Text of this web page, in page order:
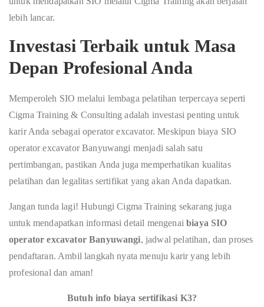
lebih lancar.
Investasi Terbaik untuk Masa
Depan Profesional Anda
Memperoleh SIO melalui lembaga pelatihan terpercaya seperti
Cigma Training & Consulting adalah investasi penting untuk
karir Anda sebagai operator excavator. Meskipun biaya SIO
operator excavator Banyuwangi menjadi salah satu
pertimbangan, pastikan Anda juga memperhatikan kualitas
pelatihan dan legalitas sertifikat yang akan Anda dapatkan.
Jangan tunda lagi! Hubungi Cigma Training sekarang juga
untuk mendapatkan informasi detail mengenaibiaya SIO
operator excavator Banyuwangi, jadwal pelatihan, dan proses
pendaftaran. Ambil langkah nyata menuju karir yang lebih
profesional dan aman!
Butuh info biaya sertifikasi K3?